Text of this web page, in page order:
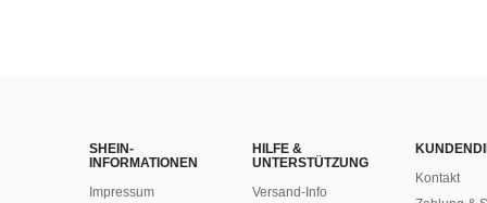
SHEIN-
INFORMATIONEN
Impressum
HILFE &
UNTERSTÜTZUNG
Versand-Info
Kontakt